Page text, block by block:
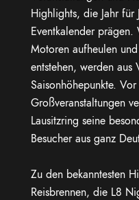
Highlights, die Jahr für
Eventkalender
Motoren aufheulen
entstehen, werden aus
Saisonhöhepunkte.
Großveranstaltungen
Lausitzring seine
Besucher aus ganz
Zu den bekanntesten
Reisbrennen, die L8